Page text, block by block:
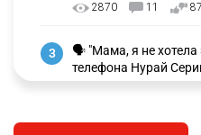
2870 11 87
3
🗣 "Мама, я не хотела
телефона Нурай
зачитали в суде